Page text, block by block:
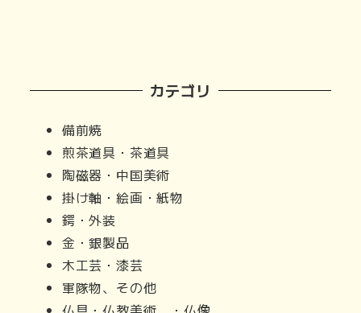
カテゴリ
備前焼
煎茶道具・茶道具
陶磁器・中国美術
掛け軸・絵画・紙物
鍔・外装
金・銀製品
木工芸・漆芸
軍隊物、その他